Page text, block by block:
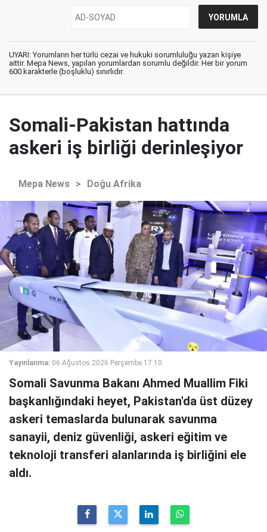
UYARI: Yorumların her türlü cezai ve hukuki sorumluluğu yazan kişiye
aittir. Mepa News, yapılan yorumlardan sorumlu değildir. Her bir yorum
600 karakterle (boşluklu) sınırlıdır.
Somali-Pakistan hattında
askeri iş birliği derinleşiyor
Mepa News > Doğu Afrika
Yayınlanma: 06 Ağustos 2026 Perşembe 17:10
Somali Savunma Bakanı Ahmed Muallim Fiki
başkanlığındaki heyet, Pakistan'da üst düzey
askeri temaslarda bulunarak savunma
sanayii, deniz güvenliği, askeri eğitim ve
teknoloji transferi alanlarında iş birliğini ele
aldı.